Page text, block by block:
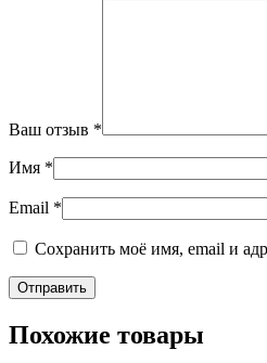
Ваш отзыв *
Имя *
Email *
Сохранить моё имя, email и
Похожие товары